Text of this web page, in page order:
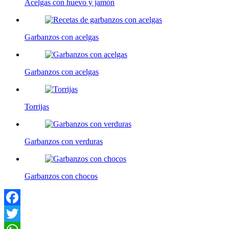
Acelgas con huevo y jamón
Garbanzos con acelgas
Garbanzos con acelgas
Torrijas
Garbanzos con verduras
Garbanzos con chocos
Facebook